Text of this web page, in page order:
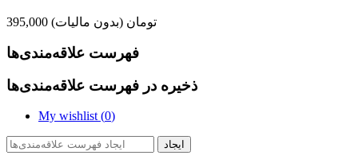
395,000 تومان (بدون مالیات)
فهرست علاقه‌مندی‌ها
ذخیره در فهرست علاقه‌مندی‌ها
My wishlist (0)
ایجاد